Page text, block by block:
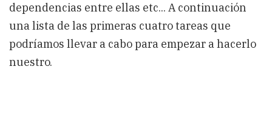
dependencias entre ellas etc... A continuación
una lista de las primeras cuatro tareas que
podríamos llevar a cabo para empezar a hacerlo
nuestro.